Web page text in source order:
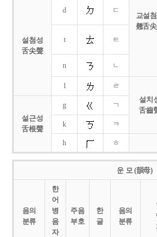
교설
翹舌
설첨성
舌尖聲
d ㄷ
t ㅌ
n ㄴ
l
ㄹ
설치
舌齒
설근성
舌根聲
g ㄱ
k ㅋ
h ㅎ
운 모 (韻母)
음의
분류
한
어
병
음
자
주음
부호
한
글
음의
분류